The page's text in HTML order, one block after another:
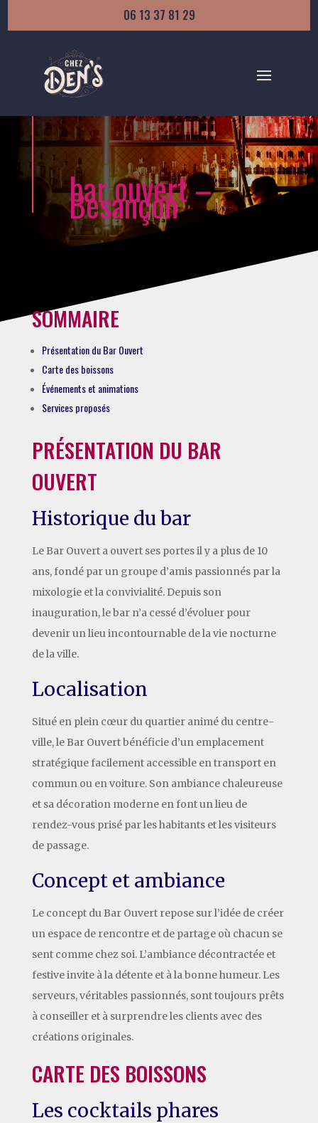
06 13 37 81 29
bar ouvert –
Besançon
SOMMAIRE
Présentation du Bar Ouvert
Carte des boissons
Événements et animations
Services proposés
PRÉSENTATION DU BAR
OUVERT
Historique du bar
Le Bar Ouvert a ouvert ses portes il y a plus de 10
ans, fondé par un groupe d’amis passionnés par la
mixologie et la convivialité. Depuis son
inauguration, le bar n’a cessé d’évoluer pour
devenir un lieu incontournable de la vie nocturne
de la ville.
Localisation
Situé en plein cœur du quartier animé du centre-
ville, le Bar Ouvert bénéficie d’un emplacement
stratégique facilement accessible en transport en
commun ou en voiture. Son ambiance chaleureuse
et sa décoration moderne en font un lieu de
rendez-vous prisé par les habitants et les visiteurs
de passage.
Concept et ambiance
Le concept du Bar Ouvert repose sur l’idée de créer
un espace de rencontre et de partage où chacun se
sent comme chez soi. L’ambiance décontractée et
festive invite à la détente et à la bonne humeur. Les
serveurs, véritables passionnés, sont toujours prêts
à conseiller et à surprendre les clients avec des
créations originales.
CARTE DES BOISSONS
Les cocktails phares